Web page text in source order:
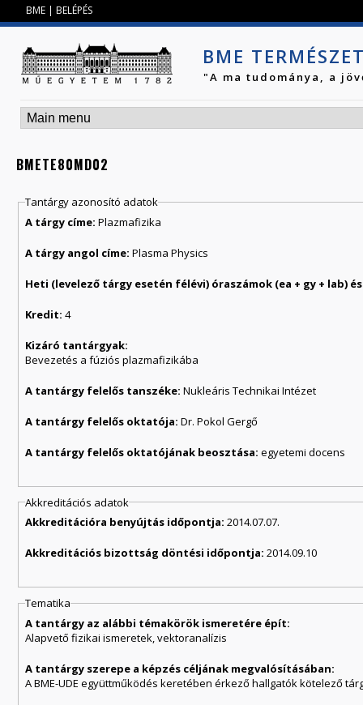
BME | BELÉPÉS
BME
"A ma tudománya, a
BMETE80MD02
Tantárgy azonosító adatok
A tárgy címe:Plazmafizika
A tárgy angol címe:Plasma Physics
Kredit:4
Kizáró tantárgyak:
Bevezetés a fúziós plazmafizikába
A tantárgy felelős tanszéke:Nukleáris Technikai Intézet
A tantárgy felelős oktatója:Dr. Pokol Gergő
A tantárgy felelős oktatójának beosztása:egyetemi docens
Akkreditációs adatok
Akkreditációra benyújtás időpontja:2014.07.07.
Akkreditációs bizottság döntési időpontja:2014.09.10
Tematika
A tantárgy az alábbi témakörök ismeretére épít:
Alapvető fizikai ismeretek, vektoranalízis
A tantárgy szerepe a képzés céljának megvalósításában:
A BME-UDE együttműködés keretében érkező hallgatók kötelező